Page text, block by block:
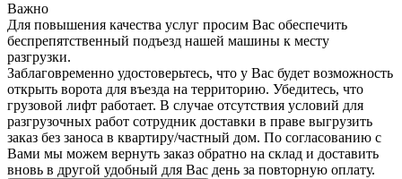
Важно
Для повышения качества услуг просим Вас обеспечить
беспрепятственный подъезд нашей машины к месту
разгрузки.
Заблаговременно удостоверьтесь, что у Вас будет возможность
открыть ворота для въезда на территорию. Убедитесь, что
грузовой лифт работает. В случае отсутствия условий для
разгрузочных работ сотрудник доставки в праве выгрузить
заказ без заноса в квартиру/частный дом. По согласованию с
Вами мы можем вернуть заказ обратно на склад и доставить
вновь в другой удобный для Вас день за повторную оплату.